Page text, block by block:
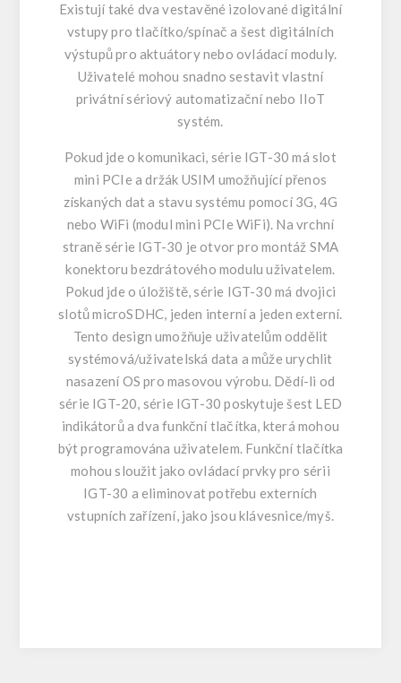
Existují také dva vestavěné izolované digitální
vstupy pro tlačítko/spínač a šest digitálních
výstupů pro aktuátory nebo ovládací moduly.
Uživatelé mohou snadno sestavit vlastní
privátní sériový automatizační nebo IIoT
systém.
Pokud jde o komunikaci, série IGT-30 má slot
mini PCIe a držák USIM umožňující přenos
získaných dat a stavu systému pomocí 3G, 4G
nebo WiFi (modul mini PCIe WiFi). Na vrchní
straně série IGT-30 je otvor pro montáž SMA
konektoru bezdrátového modulu uživatelem.
Pokud jde o úložiště, série IGT-30 má dvojici
slotů microSDHC, jeden interní a jeden externí.
Tento design umožňuje uživatelům oddělit
systémová/uživatelská data a může urychlit
nasazení OS pro masovou výrobu. Dědí-li od
série IGT-20, série IGT-30 poskytuje šest LED
indikátorů a dva funkční tlačítka, která mohou
být programována uživatelem. Funkční tlačítka
mohou sloužit jako ovládací prvky pro sérii
IGT-30 a eliminovat potřebu externích
vstupních zařízení, jako jsou klávesnice/myš.